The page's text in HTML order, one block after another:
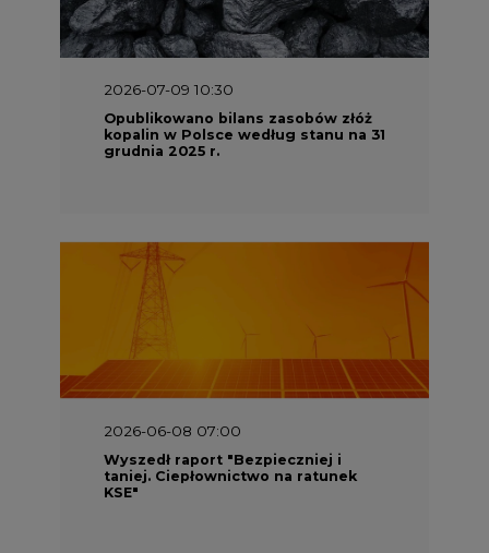
2026-07-09 10:30
Opublikowano bilans zasobów złóż
kopalin w Polsce według stanu na 31
grudnia 2025 r.
2026-06-08 07:00
Wyszedł raport "Bezpieczniej i
taniej. Ciepłownictwo na ratunek
KSE"